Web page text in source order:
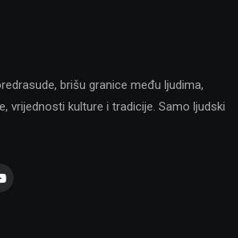
brišu granice među ljudima,
vrijednosti kulture i tradicije. Samo ljudski